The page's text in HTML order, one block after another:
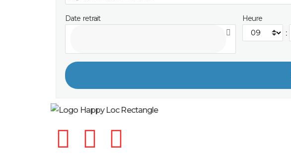
Date retrait Heure
: